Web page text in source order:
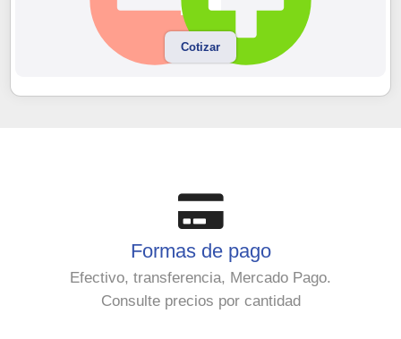
Cotizar
Formas de pago
Efectivo, transferencia, Mercado Pago.
Consulte precios por cantidad